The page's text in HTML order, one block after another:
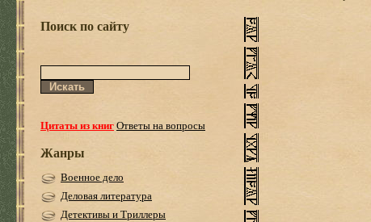
Поиск по сайту
Цитаты из книгОтветы на вопросы
Жанры
Военное дело
Деловая литература
Детективы и Триллеры